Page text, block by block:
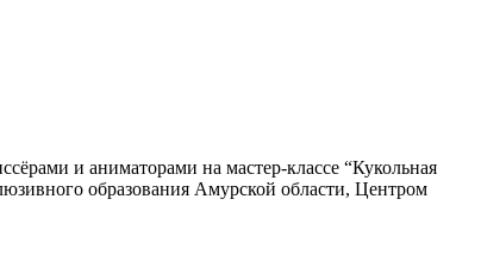
и аниматорами на мастер-классе “Кукольная
образования Амурской области, Центром